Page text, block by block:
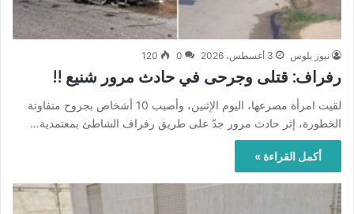
نيوز بلوس 3 أغسطس، 2026 0
120
رفراف: قتلى وجرحى في حادث مرور شنيع !!
لقيت امرأة مصرعها، اليوم الإثنين، وأصيب 10 أشخاص بجروح متفاوتة
الخطورة، إثر حادث مرور جدّ على طريق رفراف الشاطئ بمعتمدية…
أكمل القراءة »